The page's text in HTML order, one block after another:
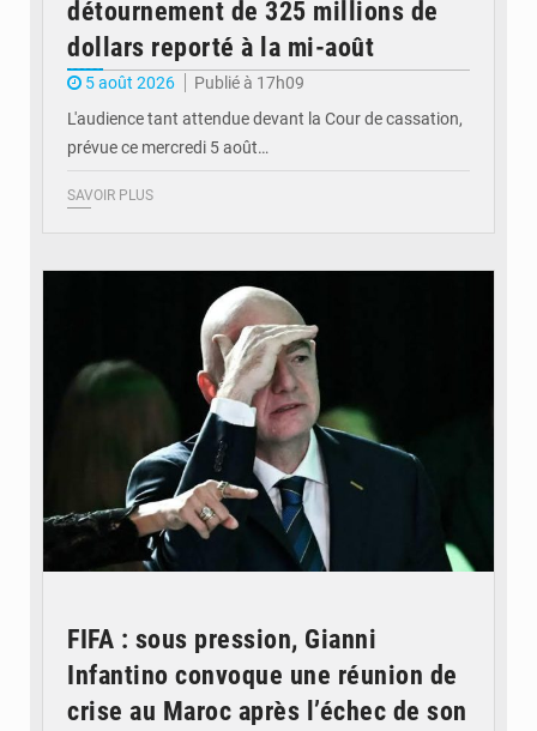
détournement de 325 millions de
dollars reporté à la mi-août
5 août 2026
Publié à 17h09
L'audience tant attendue devant la Cour de cassation,
prévue ce mercredi 5 août…
SAVOIR PLUS
FIFA : sous pression, Gianni
Infantino convoque une réunion de
crise au Maroc après l’échec de son